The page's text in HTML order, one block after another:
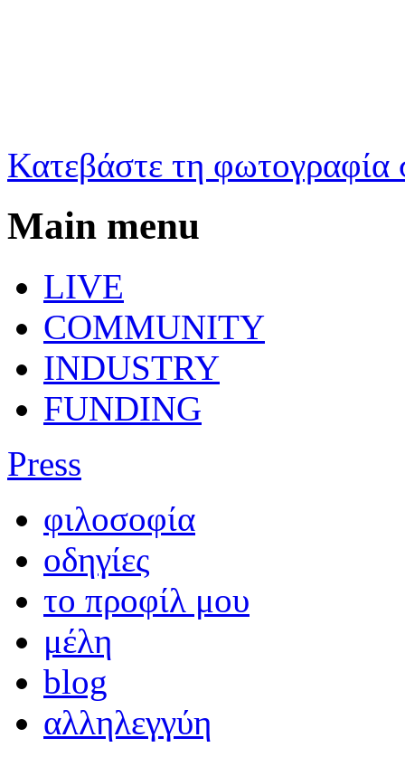
Κατεβάστε τη φωτογραφία
Main menu
LIVE
COMMUNITY
INDUSTRY
FUNDING
Press
φιλοσοφία
οδηγίες
το προφίλ μου
μέλη
blog
αλληλεγγύη